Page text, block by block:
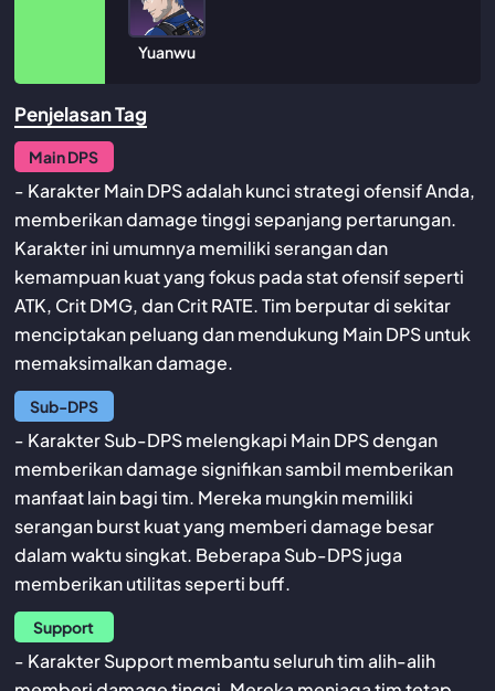
Yuanwu
Penjelasan Tag
Main DPS
- Karakter Main DPS adalah kunci strategi ofensif Anda,
memberikan damage tinggi sepanjang pertarungan.
Karakter ini umumnya memiliki serangan dan
kemampuan kuat yang fokus pada stat ofensif seperti
ATK, Crit DMG, dan Crit RATE. Tim berputar di sekitar
menciptakan peluang dan mendukung Main DPS untuk
memaksimalkan damage.
Sub-DPS
- Karakter Sub-DPS melengkapi Main DPS dengan
memberikan damage signifikan sambil memberikan
manfaat lain bagi tim. Mereka mungkin memiliki
serangan burst kuat yang memberi damage besar
dalam waktu singkat. Beberapa Sub-DPS juga
memberikan utilitas seperti buff.
Support
- Karakter Support membantu seluruh tim alih-alih